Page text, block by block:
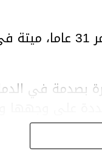
وعثر على المرأة، سلطانات نوكينوفا،
بصدمة في